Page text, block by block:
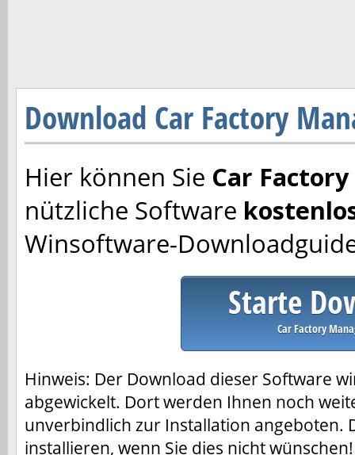
Download Car Factory
Hier können Sie Car
nützliche Software
Winsoftware-
Starte
Car Factory
Hinweis: Der Download dieser Software
abgewickelt. Dort werden Ihnen noch
unverbindlich zur Installation angeboten.
installieren, wenn Sie dies nicht